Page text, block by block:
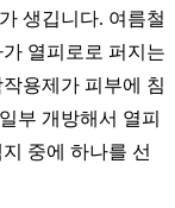
생깁니다. 여름철
열피로로 퍼지는
용제가 피부에 침
부 개방해서 열피
중에 하나를 선